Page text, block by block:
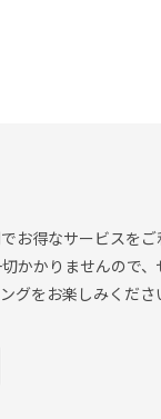
お得なサービスを
かかりませんので、
グをお楽しみくださ